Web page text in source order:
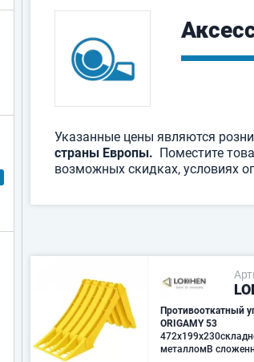
Указанные цены являются
страны Европы. Поместите
возможных скидках, условиях
Противооткатный
ORIGAMY 53
металломВ